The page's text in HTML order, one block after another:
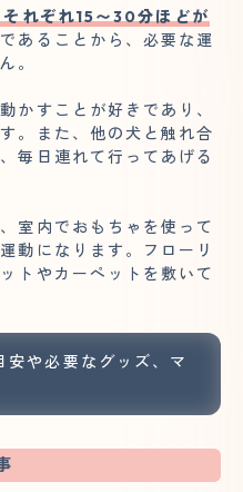
れぞれ15〜30分ほどが
あることから、必要な運
。
かすことが好きであり、
。また、他の犬と触れ合
毎日連れて行ってあげる
室内でおもちゃを使って
動になります。フローリ
トやカーペットを敷いて
や必要なグッズ、マ